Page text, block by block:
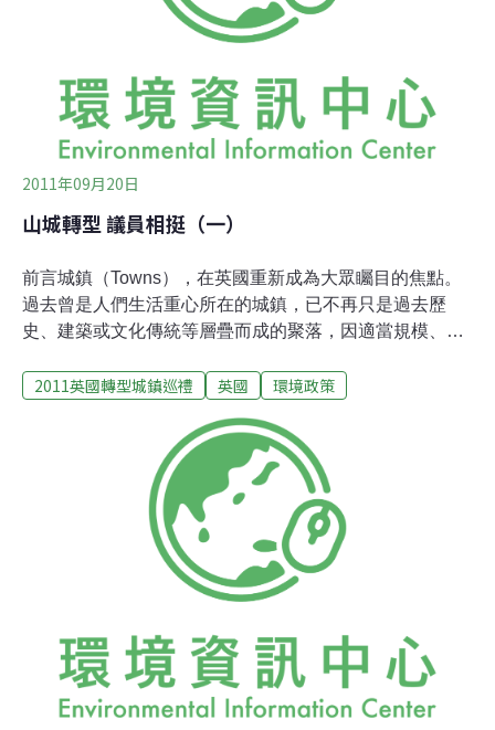
不論是哪種似乎都很難看到實質上的效果：個人層次效果
太微弱、訴諸政府採取行動卻又緩不濟急。究竟要怎樣做
2011年09月20日
山城轉型 議員相挺（一）
前言城鎮（Towns），在英國重新成為大眾矚目的焦點。
過去曾是人們生活重心所在的城鎮，已不再只是過去歷
史、建築或文化傳統等層疊而成的聚落，因適當規模、與
質，在新時代脈絡下走出了與大都會不同的獨特道路。英
現代英倫城鎮的重要性，特別與地理學家尼古拉斯．克雷
恩（Nicholas Crane）錄製四部關於城鎮的紀錄片。從城
鎮的過去（神話與歷史）、現在與未來展望等視角，逐一
探索四個獨具特色的城鎮。托特尼斯鎮（Totnes），恰是
這系列紀錄片的最後一部，正在進行式中的轉型城鎮運動
自然成為眾人目光焦點。而在這部紀錄片公開播出後一週
後，台灣環境資訊協會參訪團隊再度造訪了轉型城鎮運動
的多元力量。在參訪的過程中，除了專訪轉型城
2011英國轉型城鎮巡禮 英國 環境政策